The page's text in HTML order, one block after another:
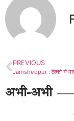
PREVIOUS
अभी-अभी